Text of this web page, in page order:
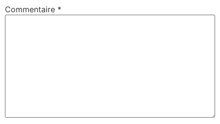
Commentaire *